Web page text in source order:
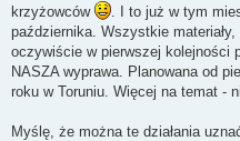
krzyżowców
. I to już w tym
października. Wszystkie
oczywiście w pierwszej kolejności
NASZA wyprawa. Planowana od
roku w Toruniu. Więcej na temat -
Myślę, że można te działania